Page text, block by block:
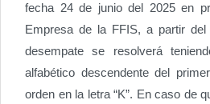
fecha 24 de junio del 2025 en
Empresa de la FFIS, a partir
desempate se resolverá
alfabético descendente del
orden en la letra “K”. En caso de